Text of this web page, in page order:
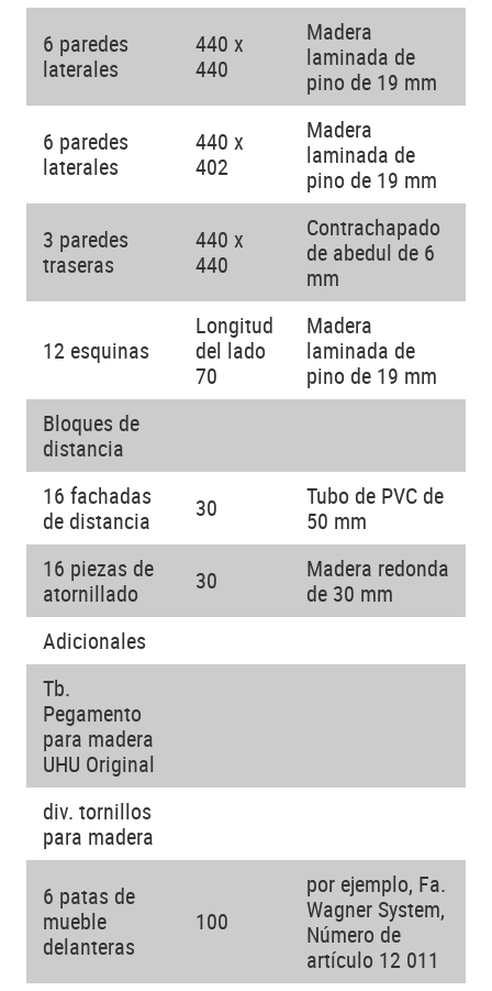
6 paredes
laterales
440 x
440
Madera
laminada de
pino de 19 mm
6 paredes
laterales
440 x
402
Madera
laminada de
pino de 19 mm
3 paredes
traseras
440 x
440
Contrachapado
de abedul de 6
mm
12 esquinas
Longitud
del lado
70
Madera
laminada de
pino de 19 mm
Bloques de
distancia
16 fachadas
de distancia
30
Tubo de PVC de
50 mm
16 piezas de
atornillado
30
Madera redonda
de 30 mm
Adicionales
Tb.
Pegamento
para madera
UHU Original
div. tornillos
para madera
6 patas de
mueble
delanteras
100
por ejemplo, Fa.
Wagner System,
Número de
artículo 12 011